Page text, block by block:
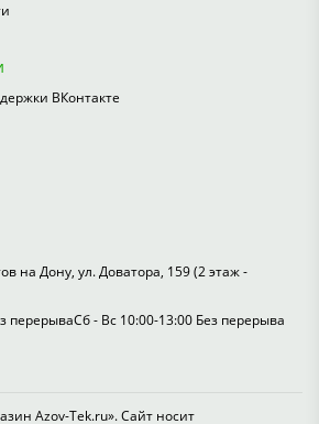
ВКонтакте
на Дону, ул. Доватора, 159 (2 этаж -
перерываСб - Вс 10:00-13:00 Без перерыва
Azov-Tek.ru». Сайт носит